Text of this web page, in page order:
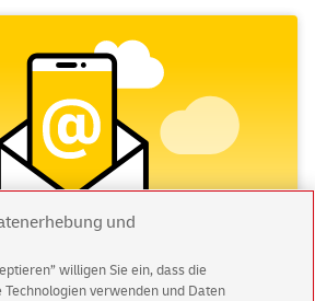
und
willigen Sie ein, dass die
Technologien verwenden und Daten